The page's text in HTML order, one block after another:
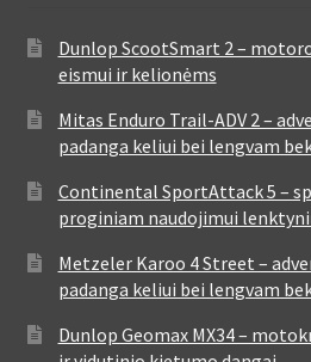
Dunlop ScootSmart 2 –
eismui ir kelionėms
Mitas Enduro Trail-ADV 2 –
padanga keliui bei lengvam
Continental SportAttack 5 –
proginiam naudojimui
Metzeler Karoo 4 Street –
padanga keliui bei lengvam
Dunlop Geomax MX34 –